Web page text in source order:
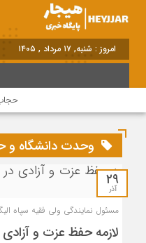
امروز : شنبه, ۱۷ مرداد , ۱۴۰۵
وحدت دانشگاه و
۲۹
آذر
مسئول نمایندگی ولی فقیه سپاه
لازمه حفظ عزت و